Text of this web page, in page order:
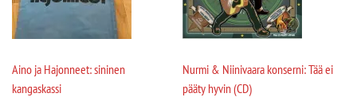
Aino ja Hajonneet: sininen
kangaskassi
Nurmi & Niinivaara konserni: Tää ei
pääty hyvin (CD)